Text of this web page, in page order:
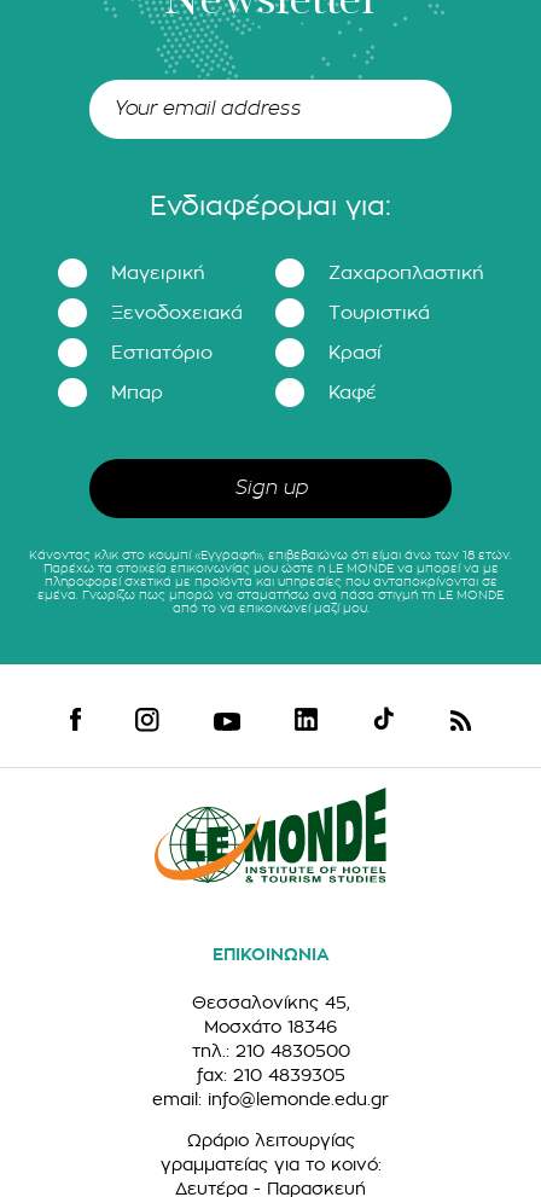
Ενδιαφέρομαι για:
Μαγειρική Ζαχαροπλαστική
Ξενοδοχειακά Τουριστικά
Εστιατόριο Κρασί
Μπαρ Καφέ
Κάνοντας κλικ στο κουμπί «Εγγραφή», επιβεβαιώνω ότι είμαι άνω των 18 ετών.
Παρέχω τα στοιχεία επικοινωνίας μου ώστε η LE MONDE να μπορεί να με
πληροφορεί σχετικά με προϊόντα και υπηρεσίες που ανταποκρίνονται σε
εμένα. Γνωρίζω πως μπορώ να σταματήσω ανά πάσα στιγμή τη LE MONDE
από το να επικοινωνεί μαζί μου.
ΕΠΙΚΟΙΝΩΝΙΑ
Θεσσαλονίκης 45,
Μοσχάτο 18346
τηλ.: 210 4830500
fax: 210 4839305
email: info@lemonde.edu.gr
Ωράριο λειτουργίας
γραμματείας για το κοινό:
Δευτέρα - Παρασκευή